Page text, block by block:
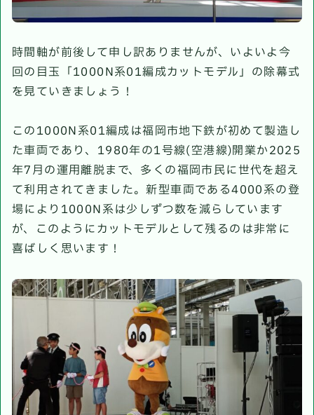
時間軸が前後して申し訳ありませんが、いよいよ今
回の目玉「1000N系01編成カットモデル」の除幕式
を見ていきましょう！
この1000N系01編成は福岡市地下鉄が初めて製造し
た車両であり、1980年の1号線(空港線)開業か2025
年7月の運用離脱まで、多くの福岡市民に世代を超え
て利用されてきました。新型車両である4000系の登
場により1000N系は少しずつ数を減らしています
が、このようにカットモデルとして残るのは非常に
喜ばしく思います！